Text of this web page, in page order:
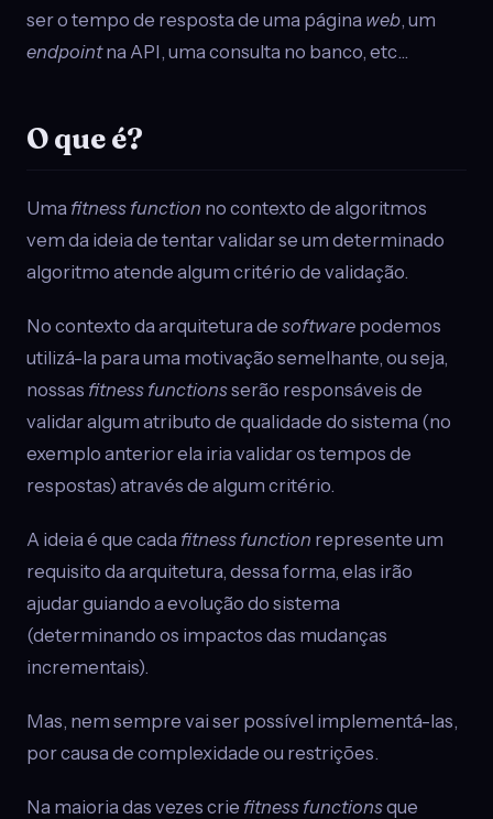
ser o tempo de resposta de uma página web, um
endpointna API, uma consulta no banco, etc…
O que é?
Uma fitness function no contexto de algoritmos
vem da ideia de tentar validar se um determinado
algoritmo atende algum critério de validação.
No contexto da arquitetura de software podemos
utilizá-la para uma motivação semelhante, ou seja,
nossas fitness functionsserão responsáveis de
validar algum atributo de qualidade do sistema (no
exemplo anterior ela iria validar os tempos de
respostas) através de algum critério.
A ideia é que cada fitness function represente um
requisito da arquitetura, dessa forma, elas irão
ajudar guiando a evolução do sistema
(determinando os impactos das mudanças
incrementais).
Mas, nem sempre vai ser possível implementá-las,
por causa de complexidade ou restrições.
Na maioria das vezes crie fitness functionsque